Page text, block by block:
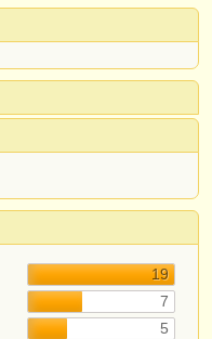
19
7
5